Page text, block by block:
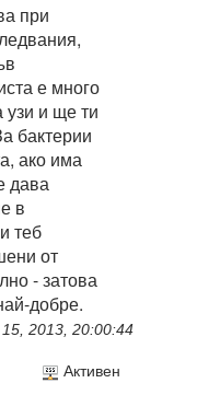
при
е много
и ще ти
бактерии
ако има
дава
в
теб
от
- затова
добре.
2013, 20:00:44
Активен